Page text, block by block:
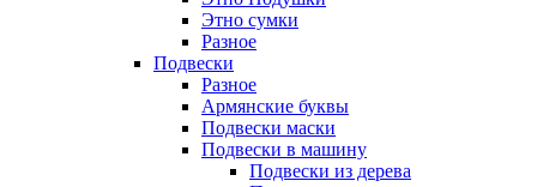
Этно сумки
Разное
Подвески
Разное
Армянские буквы
Подвески маски
Подвески в машину
Подвески из дерева